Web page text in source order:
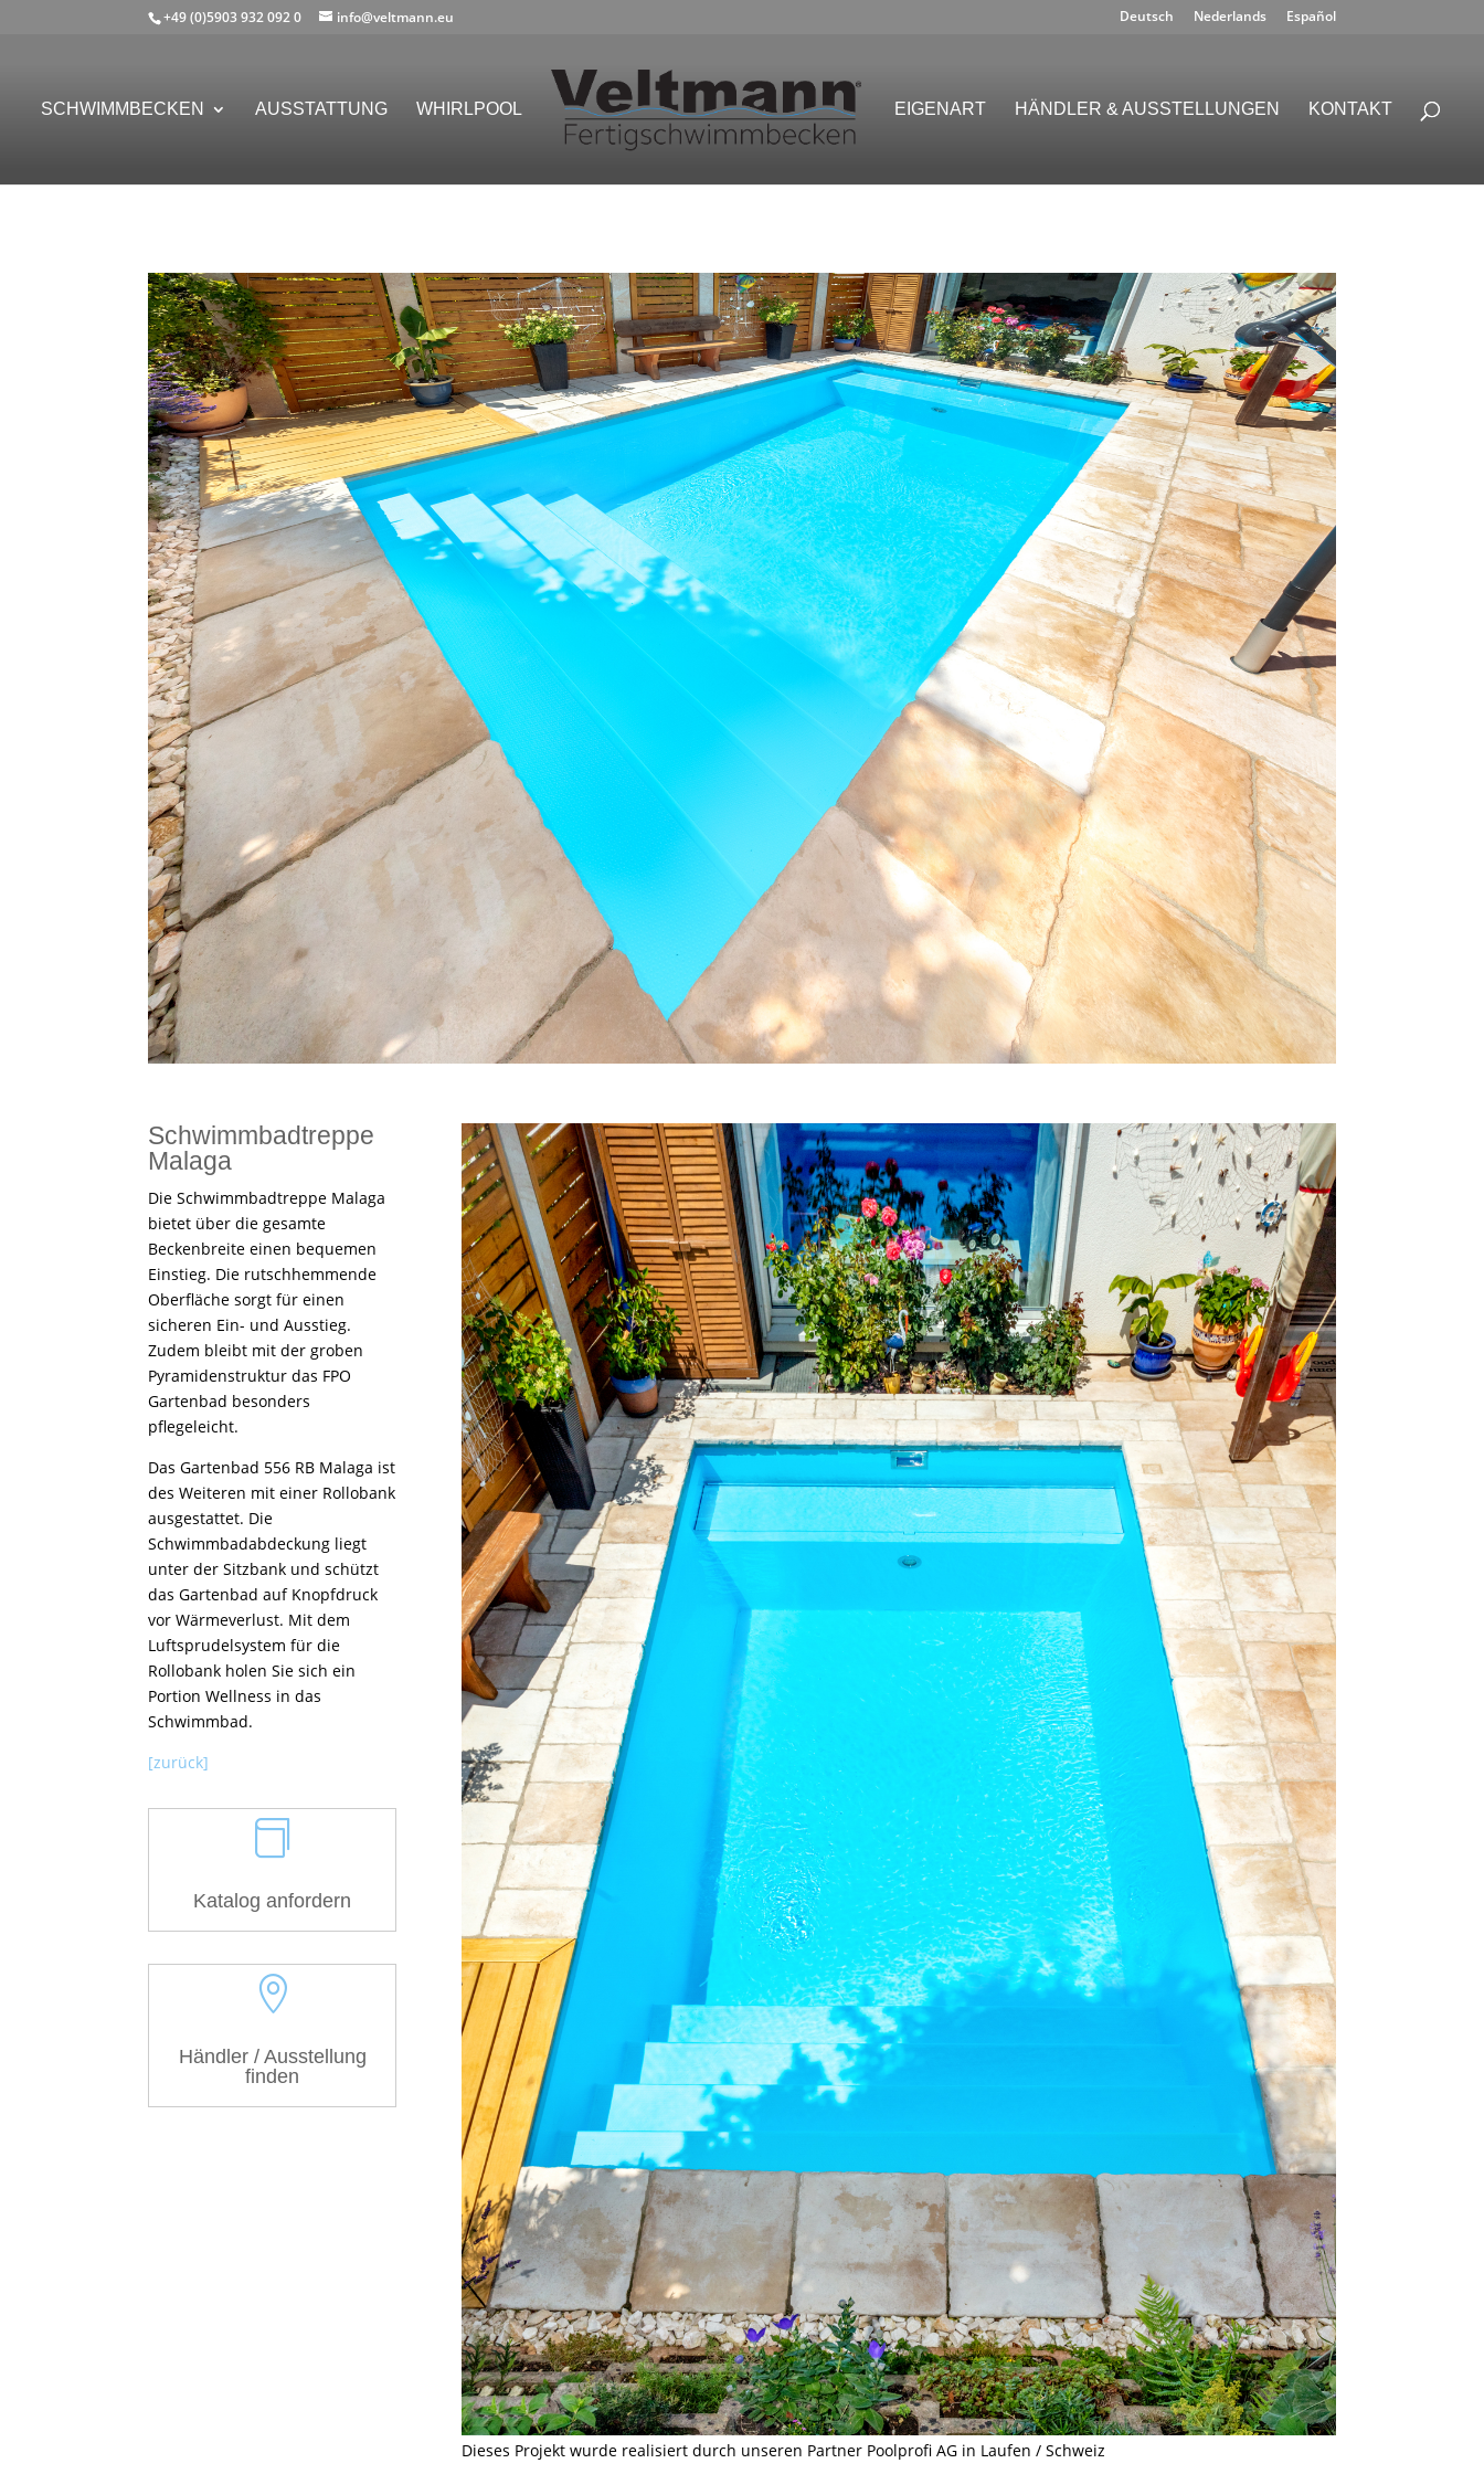
+49 (0)5903 932 092 0 info@veltmann.eu Deutsch Nederlands Español
SCHWIMMBECKEN AUSSTATTUNG WHIRLPOOL EIGENART HÄNDLER & AUSSTELLUNGEN KONTAKT
Schwimmbadtreppe
Malaga
Die Schwimmbadtreppe Malaga
bietet über die gesamte
Beckenbreite einen bequemen
Einstieg. Die rutschhemmende
Oberfläche sorgt für einen
sicheren Ein- und Ausstieg.
Zudem bleibt mit der groben
Pyramidenstruktur das FPO
Gartenbad besonders
pflegeleicht.
Das Gartenbad 556 RB Malaga ist
des Weiteren mit einer Rollobank
ausgestattet. Die
Schwimmbadabdeckung liegt
unter der Sitzbank und schützt
das Gartenbad auf Knopfdruck
vor Wärmeverlust. Mit dem
Luftsprudelsystem für die
Rollobank holen Sie sich ein
Portion Wellness in das
Schwimmbad.
[zurück]

Katalog anfordern

Händler / Ausstellung
finden
Dieses Projekt wurde realisiert durch unseren Partner Poolprofi AG in Laufen / Schweiz